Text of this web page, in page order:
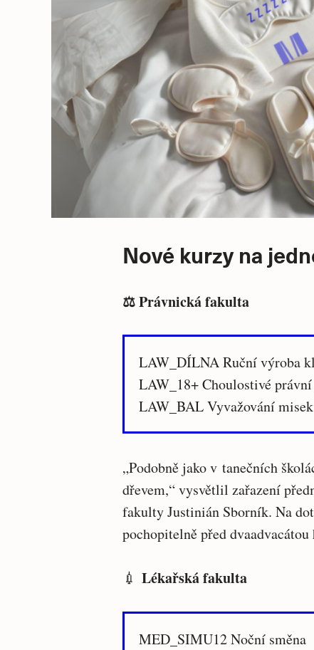
Nové kurzy na
⚖️ Právnická fakulta
LAW_DÍLNA Ruční výroba
LAW_18+ Choulostivé
LAW_BAL Vyvažování
„Podobně jako v tanečních
dřevem,“ vysvětlil zařazení
fakulty Justinián Sborník. Na
pochopitelně před
💉 Lékařská fakulta
MED_SIMU12 Noční směna